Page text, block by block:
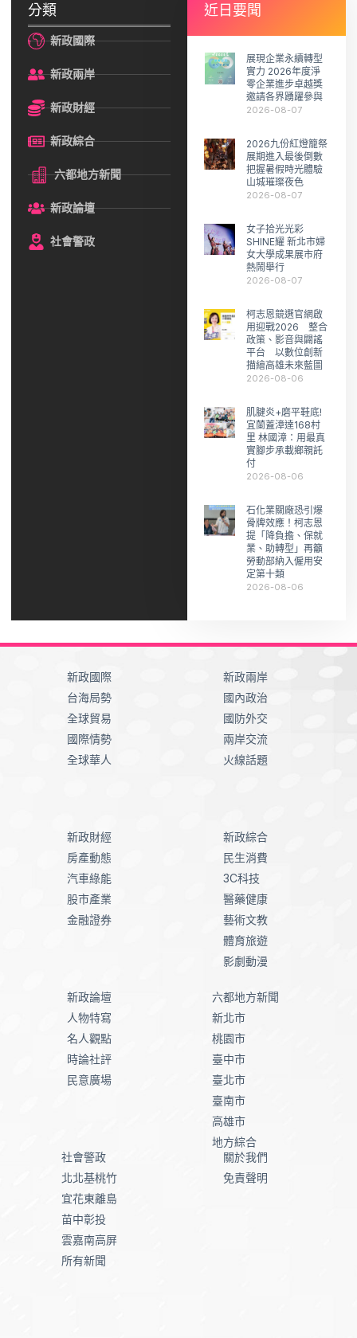
分類
新政國際
新政兩岸
新政財經
新政綜合
六都地方新聞
新政論壇
社會警政
近日要聞
展現企業永續轉型
實力 2026年度淨
零企業進步卓越獎
邀請各界踴躍參與
2026-08-07
2026九份紅燈籠祭
展期進入最後倒數
把握暑假時光體驗
山城璀璨夜色
2026-08-07
女子拾光光彩
SHINE耀 新北市婦
女大學成果展市府
熱鬧舉行
2026-08-07
柯志恩競選官網啟
用迎戰2026 整合
政策、影音與闢謠
平台 以數位創新
描繪高雄未來藍圖
2026-08-06
肌腱炎+磨平鞋底!
宜蘭蓋漳達168村
里 林國漳：用最真
實腳步承載鄉親託
付
2026-08-06
石化業關廠恐引爆
骨牌效應！柯志恩
提「降負擔、保就
業、助轉型」再籲
勞動部納入僱用安
定第十類
2026-08-06
新政國際
台海局勢
全球貿易
國際情勢
全球華人
新政兩岸
國內政治
國防外交
兩岸交流
火線話題
新政財經
房產動態
汽車綠能
股市產業
金融證券
新政綜合
民生消費
3C科技
醫藥健康
藝術文教
體育旅遊
影劇動漫
新政論壇
人物特寫
名人觀點
時論社評
民意廣場
六都地方新聞
新北市
桃園市
臺中市
臺北市
臺南市
高雄市
地方綜合
社會警政
北北基桃竹
宜花東離島
苗中彰投
雲嘉南高屏
所有新聞
關於我們
免責聲明